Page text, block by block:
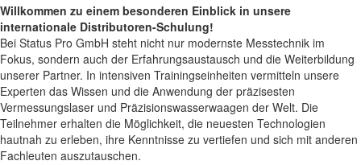
Willkommen zu einem besonderen Einblick in unsere
internationale Distributoren-Schulung!
Bei Status Pro GmbH steht nicht nur modernste Messtechnik im
Fokus, sondern auch der Erfahrungsaustausch und die Weiterbildung
unserer Partner. In intensiven Trainingseinheiten vermitteln unsere
Experten das Wissen und die Anwendung der präzisesten
Vermessungslaser und Präzisionswasserwaagen der Welt. Die
Teilnehmer erhalten die Möglichkeit, die neuesten Technologien
hautnah zu erleben, ihre Kenntnisse zu vertiefen und sich mit anderen
Fachleuten auszutauschen.